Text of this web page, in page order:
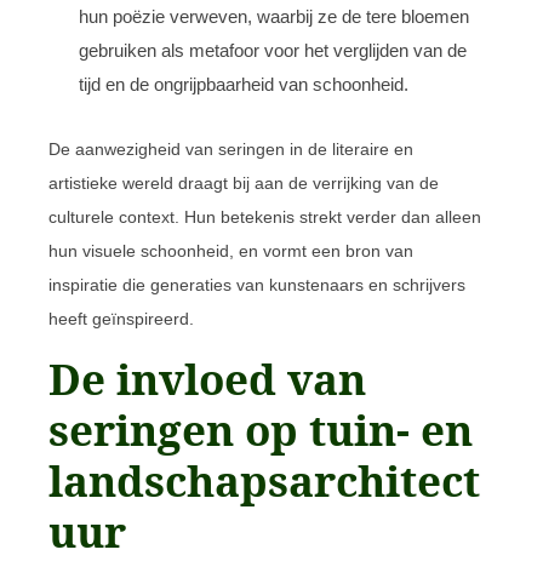
hun poëzie verweven, waarbij ze de tere bloemen
gebruiken als metafoor voor het verglijden van de
tijd en de ongrijpbaarheid van schoonheid.
De aanwezigheid van seringen in de literaire en
artistieke wereld draagt bij aan de verrijking van de
culturele context. Hun betekenis strekt verder dan alleen
hun visuele schoonheid, en vormt een bron van
inspiratie die generaties van kunstenaars en schrijvers
heeft geïnspireerd.
De invloed van
seringen op tuin- en
landschapsarchitect
uur